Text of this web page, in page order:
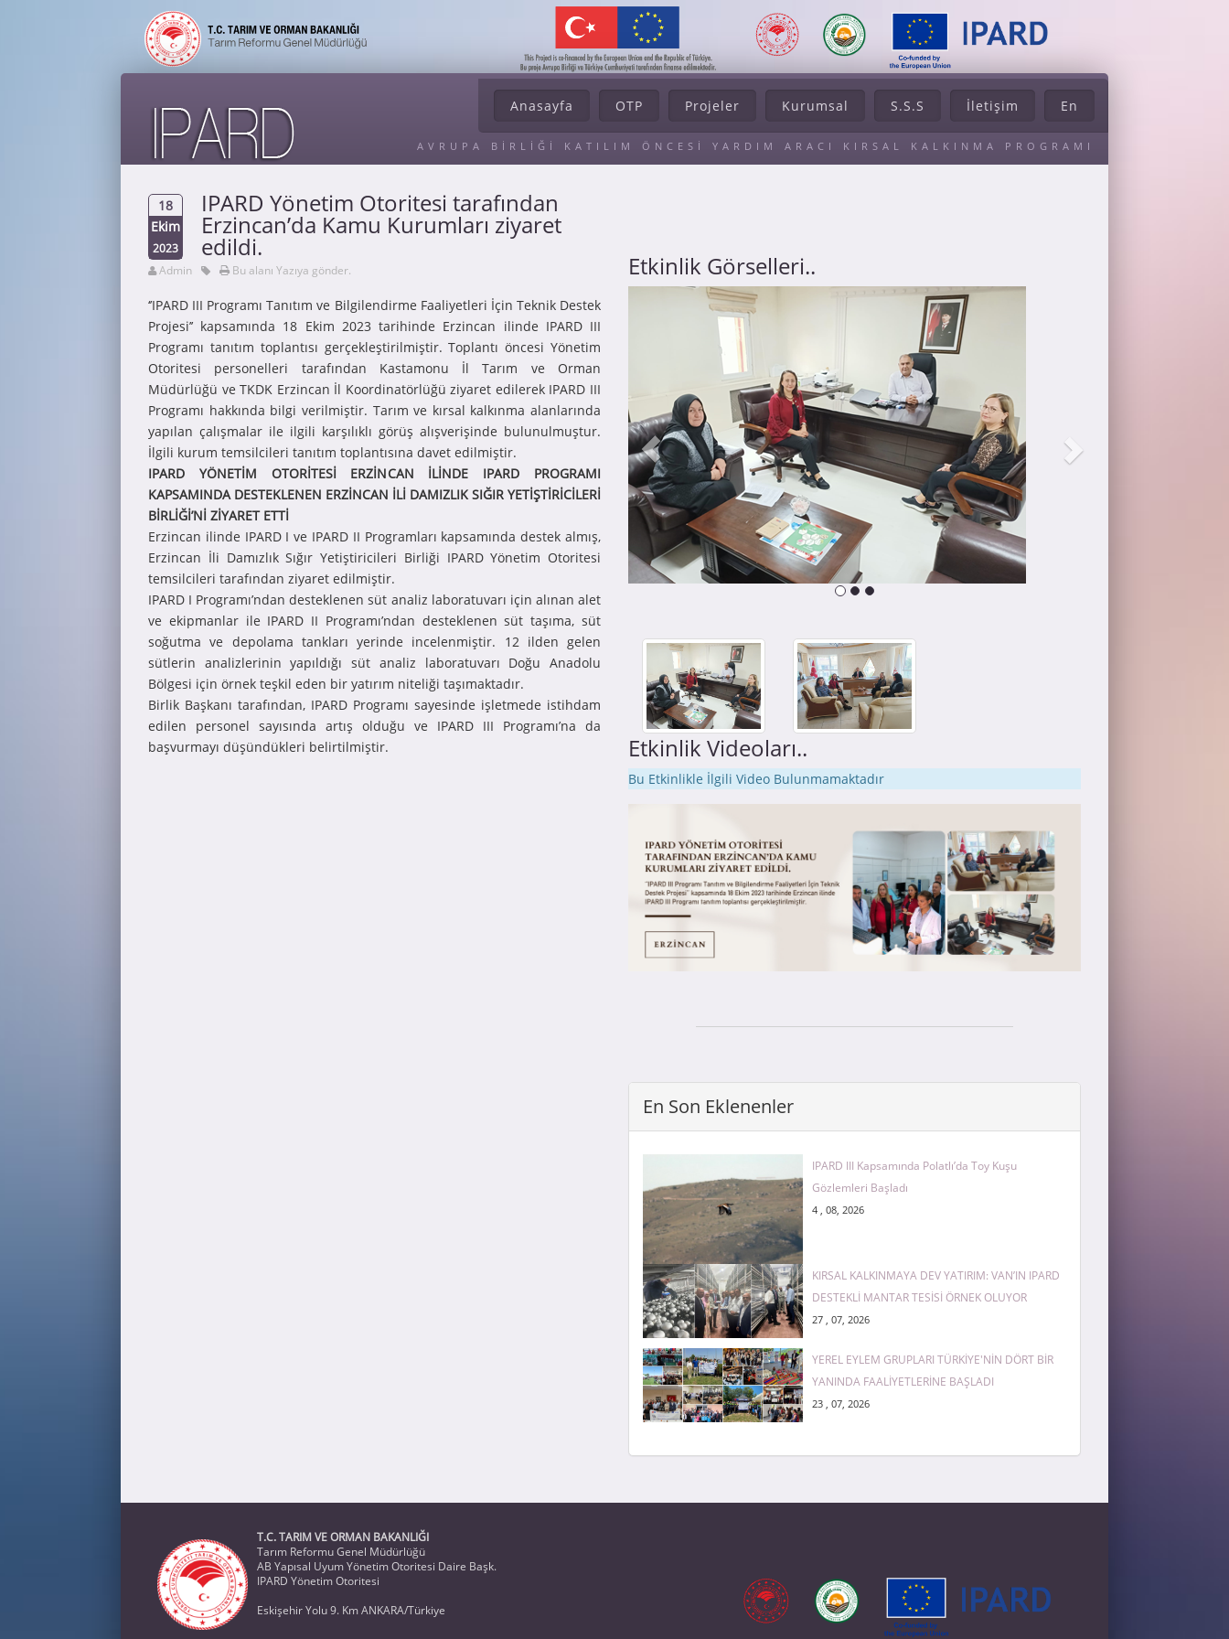
AVRUPA BİRLİĞİ KATILIM ÖNCESİ YARDIM ARACI KIRSAL KALKINMA PROGRAMI
Anasayfa OTP Projeler Kurumsal S.S.S İletişim En
18
Ekim
2023
IPARD Yönetim Otoritesi tarafından
Erzincan’da Kamu Kurumları ziyaret
edildi.
Admin Bu alanı Yazıya gönder.
‘’IPARD III Programı Tanıtım ve Bilgilendirme Faaliyetleri İçin Teknik Destek
Projesi’’ kapsamında 18 Ekim 2023 tarihinde Erzincan ilinde IPARD III
Programı tanıtım toplantısı gerçekleştirilmiştir. Toplantı öncesi Yönetim
Otoritesi personelleri tarafından Kastamonu İl Tarım ve Orman
Müdürlüğü ve TKDK Erzincan İl Koordinatörlüğü ziyaret edilerek IPARD III
Programı hakkında bilgi verilmiştir. Tarım ve kırsal kalkınma alanlarında
yapılan çalışmalar ile ilgili karşılıklı görüş alışverişinde bulunulmuştur.
İlgili kurum temsilcileri tanıtım toplantısına davet edilmiştir.
IPARD YÖNETİM OTORİTESİ ERZİNCAN İLİNDE IPARD PROGRAMI
KAPSAMINDA DESTEKLENEN ERZİNCAN İLİ DAMIZLIK SIĞIR YETİŞTİRİCİLERİ
BİRLİĞİ’Nİ ZİYARET ETTİ
Erzincan ilinde IPARD I ve IPARD II Programları kapsamında destek almış,
Erzincan İli Damızlık Sığır Yetiştiricileri Birliği IPARD Yönetim Otoritesi
temsilcileri tarafından ziyaret edilmiştir.
IPARD I Programı’ndan desteklenen süt analiz laboratuvarı için alınan alet
ve ekipmanlar ile IPARD II Programı’ndan desteklenen süt taşıma, süt
soğutma ve depolama tankları yerinde incelenmiştir. 12 ilden gelen
sütlerin analizlerinin yapıldığı süt analiz laboratuvarı Doğu Anadolu
Bölgesi için örnek teşkil eden bir yatırım niteliği taşımaktadır.
Birlik Başkanı tarafından, IPARD Programı sayesinde işletmede istihdam
edilen personel sayısında artış olduğu ve IPARD III Programı’na da
başvurmayı düşündükleri belirtilmiştir.
Etkinlik Görselleri..
Etkinlik Videoları..
Bu Etkinlikle İlgili Video Bulunmamaktadır
En Son Eklenenler
IPARD III Kapsamında Polatlı’da Toy Kuşu
Gözlemleri Başladı
4 , 08, 2026
KIRSAL KALKINMAYA DEV YATIRIM: VAN’IN IPARD
DESTEKLİ MANTAR TESİSİ ÖRNEK OLUYOR
27 , 07, 2026
YEREL EYLEM GRUPLARI TÜRKİYE'NİN DÖRT BİR
YANINDA FAALİYETLERİNE BAŞLADI
23 , 07, 2026
T.C. TARIM VE ORMAN BAKANLIĞI
Tarım Reformu Genel Müdürlüğü
AB Yapısal Uyum Yönetim Otoritesi Daire Başk.
IPARD Yönetim Otoritesi
Eskişehir Yolu 9. Km ANKARA/Türkiye